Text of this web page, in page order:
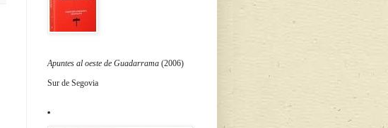
Apuntes al oeste de Guadarrama (2006)
Sur de Segovia
*